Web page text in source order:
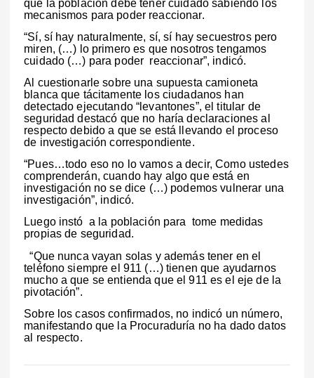
que la población debe tener cuidado sabiendo los
mecanismos para poder reaccionar.
“Sí, sí hay naturalmente, sí, sí hay secuestros pero
miren, (…) lo primero es que nosotros tengamos
cuidado (…) para poder reaccionar”, indicó.
Al cuestionarle sobre una supuesta camioneta
blanca que tácitamente los ciudadanos han
detectado ejecutando “levantones”, el titular de
seguridad destacó que no haría declaraciones al
respecto debido a que se está llevando el proceso
de investigación correspondiente.
“Pues…todo eso no lo vamos a decir, Como ustedes
comprenderán, cuando hay algo que está en
investigación no se dice (…) podemos vulnerar una
investigación”, indicó.
Luego instó a la población para tome medidas
propias de seguridad.
“Que nunca vayan solas y además tener en el
teléfono siempre el 911 (…) tienen que ayudarnos
mucho a que se entienda que el 911 es el eje de la
pivotación”.
Sobre los casos confirmados, no indicó un número,
manifestando que la Procuraduría no ha dado datos
al respecto.